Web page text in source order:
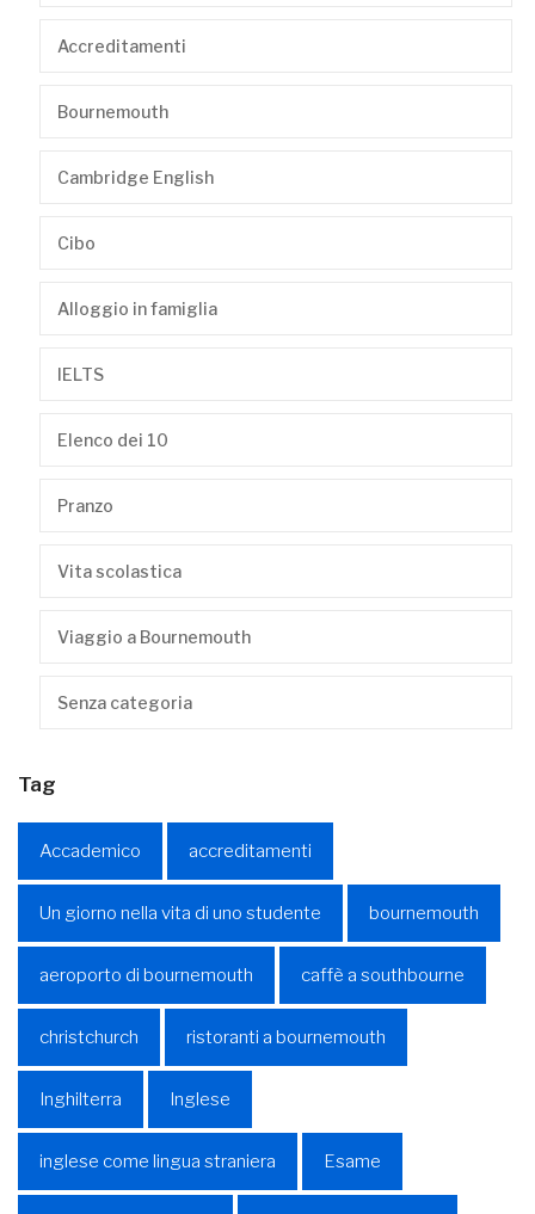
Accreditamenti
Bournemouth
Cambridge English
Cibo
Alloggio in famiglia
IELTS
Elenco dei 10
Pranzo
Vita scolastica
Viaggio a Bournemouth
Senza categoria
Tag
Accademico accreditamenti
Un giorno nella vita di uno studente bournemouth
aeroporto di bournemouth caffè a southbourne
christchurch ristoranti a bournemouth
Inghilterra Inglese
inglese come lingua straniera Esame